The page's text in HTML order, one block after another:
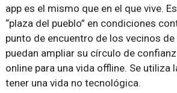
app es el mismo que en el que vive.
“plaza del pueblo” en condiciones
punto de encuentro de los vecinos
puedan ampliar su círculo de
online para una vida offline. Se utiliza
tener una vida no tecnológica.